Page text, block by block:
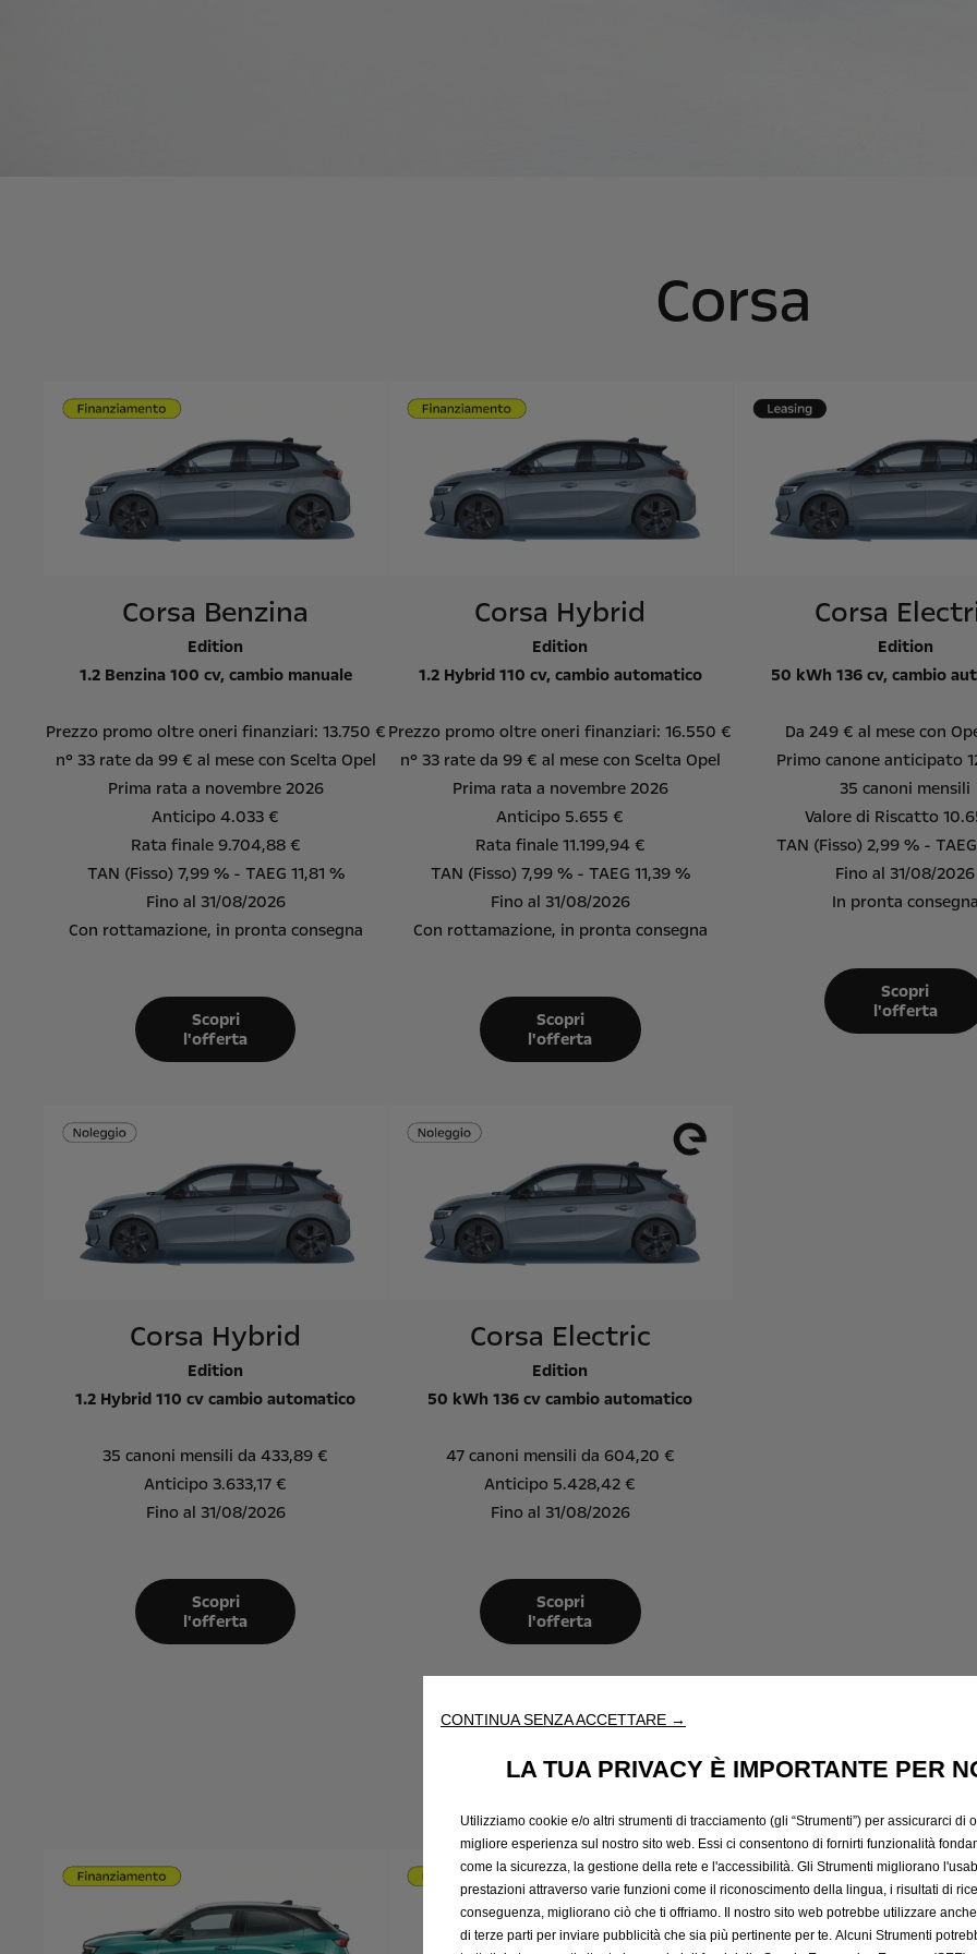
Corsa
Corsa Benzina
Edition
1.2 Benzina 100 cv, cambio manuale
Prezzo promo oltre oneri finanziari: 13.750 €
n° 33 rate da 99 € al mese con Scelta Opel
Prima rata a novembre 2026
Anticipo 4.033 €
Rata finale 9.704,88 €
TAN (Fisso) 7,99 % - TAEG 11,81 %
Fino al 31/08/2026
Con rottamazione, in pronta consegna
Scopri
l'offerta
Corsa Hybrid
Edition
1.2 Hybrid 110 cv, cambio automatico
Prezzo promo oltre oneri finanziari: 16.550 €
n° 33 rate da 99 € al mese con Scelta Opel
Prima rata a novembre 2026
Anticipo 5.655 €
Rata finale 11.199,94 €
TAN (Fisso) 7,99 % - TAEG 11,39 %
Fino al 31/08/2026
Con rottamazione, in pronta consegna
Scopri
l'offerta
Corsa
Edition
50 kWh 136 cv, cambio
Da 249 € al mese con
Primo canone anticipato
35 canoni mensili
Valore di Riscatto
TAN (Fisso) 2,99 % -
Fino al 31/08/2026
In pronta
Scopri
l'offerta
Corsa Hybrid
Edition
1.2 Hybrid 110 cv cambio automatico
35 canoni mensili da 433,89 €
Anticipo 3.633,17 €
Fino al 31/08/2026
Scopri
l'offerta
Corsa Electric
Edition
50 kWh 136 cv cambio automatico
47 canoni mensili da 604,20 €
Anticipo 5.428,42 €
Fino al 31/08/2026
Scopri
l'offerta
Nuovo Mokka
CONTINUA SENZA ACCETTARE →
LA TUA PRIVACY È IMPORTANTE PER
Utilizziamo cookie e/o altri strumenti di tracciamento (gli “Strumenti”) per assicurarci di
migliore esperienza sul nostro sito web. Essi ci consentono di fornirti funzionalità
come la sicurezza, la gestione della rete e l'accessibilità. Gli Strumenti migliorano
prestazioni attraverso varie funzioni come il riconoscimento della lingua, i risultati di
conseguenza, migliorano ciò che ti offriamo. Il nostro sito web potrebbe utilizzare
di terze parti per inviare pubblicità che sia più pertinente per te. Alcuni Strumenti